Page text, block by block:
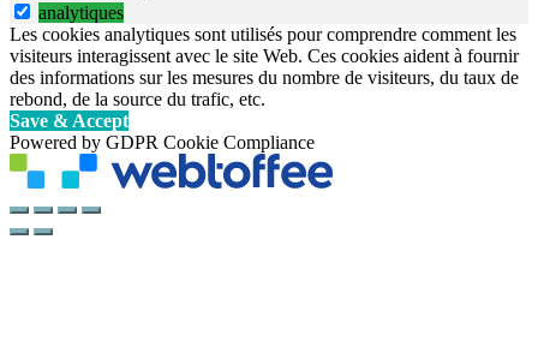
analytiques
Les cookies analytiques sont utilisés pour comprendre comment les
visiteurs interagissent avec le site Web. Ces cookies aident à fournir
des informations sur les mesures du nombre de visiteurs, du taux de
rebond, de la source du trafic, etc.
Save & Accept
Powered by GDPR Cookie Compliance